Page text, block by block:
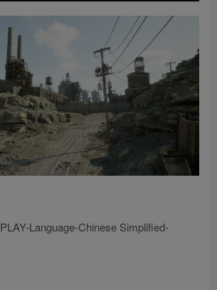
Language-Chinese Simplified-